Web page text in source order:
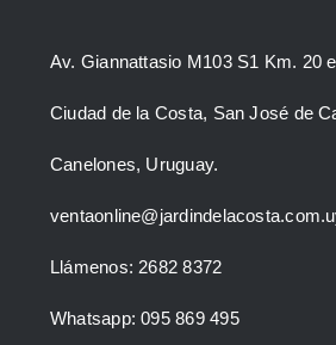
Av. Giannattasio M103 S1 Km. 20
Ciudad de la Costa, San José de
Canelones, Uruguay.
Llámenos: 2682 8372
Whatsapp: 095 869 495